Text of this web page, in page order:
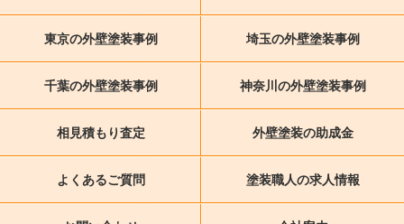
東京の外壁塗装事例 埼玉の外壁塗装事例
千葉の外壁塗装事例 神奈川の外壁塗装事例
相見積もり査定 外壁塗装の助成金
よくあるご質問 塗装職人の求人情報